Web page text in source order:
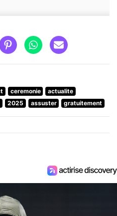
ceremonie
actualite
2025 assuster gratuitement